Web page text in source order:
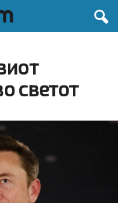
светот